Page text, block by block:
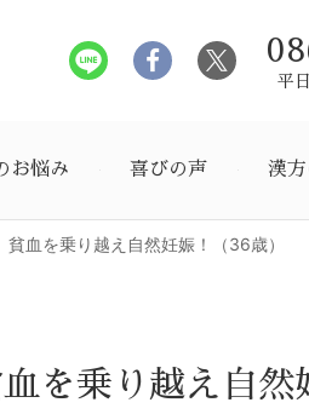
平
お悩み 喜びの声 漢
血を乗り越え自然妊娠！（36歳）
を乗り越え自然